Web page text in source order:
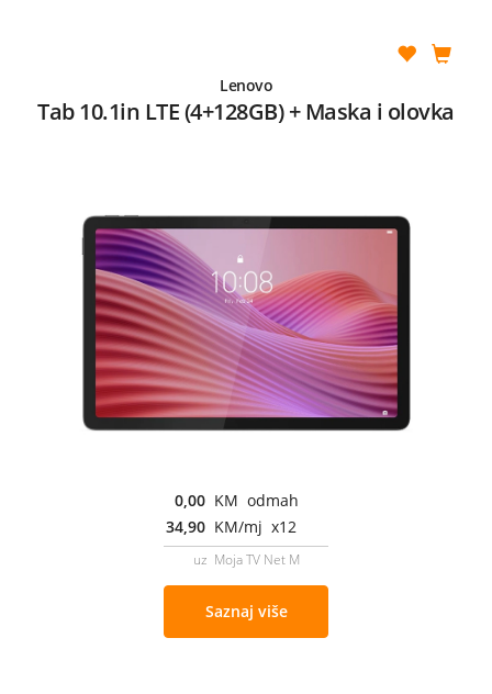
Lenovo
Tab 10.1in LTE (4+128GB) + Maska i olovka
0,00 KM odmah
34,90 KM/mj x12
uz Moja TV Net M
Saznaj više